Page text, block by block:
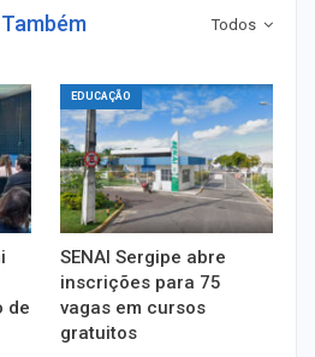
Todos
de
EDUCAÇÃO
SENAI Sergipe abre
inscrições para 75
vagas em cursos
gratuitos